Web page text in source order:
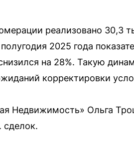
реализовано 30,3
2025 года
на 28%. Такую
корректировки
Недвижимость» Ольга
сделок.